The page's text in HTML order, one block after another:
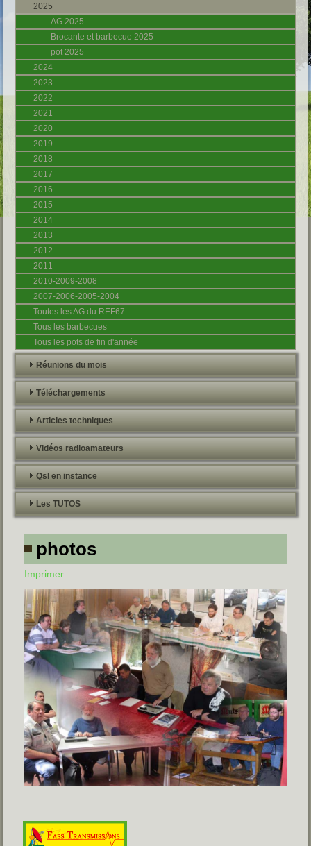
2025
AG 2025
Brocante et barbecue 2025
pot 2025
2024
2023
2022
2021
2020
2019
2018
2017
2016
2015
2014
2013
2012
2011
2010-2009-2008
2007-2006-2005-2004
Toutes les AG du REF67
Tous les barbecues
Tous les pots de fin d'année
Réunions du mois
Téléchargements
Articles techniques
Vidéos radioamateurs
Qsl en instance
Les TUTOS
photos
Imprimer